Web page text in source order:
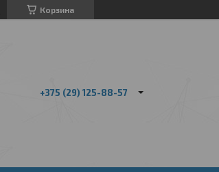
Корзина
+375 (29) 125-88-57